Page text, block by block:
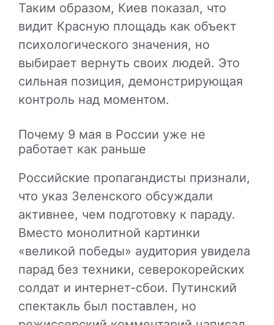
Таким образом, Киев показал, что
видит Красную площадь как объект
психологического значения, но
выбирает вернуть своих людей. Это
сильная позиция, демонстрирующая
контроль над моментом.
Почему 9 мая в России уже не
работает как раньше
Российские пропагандисты признали,
что указ Зеленского обсуждали
активнее, чем подготовку к параду.
Вместо монолитной картинки
«великой победы» аудитория увидела
парад без техники, северокорейских
солдат и интернет-сбои. Путинский
спектакль был поставлен, но